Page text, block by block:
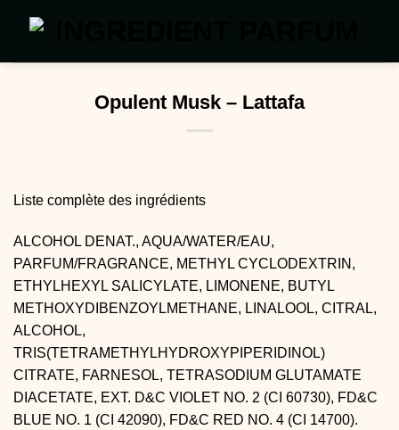
Opulent Musk – Lattafa
Liste complète des ingrédients
ALCOHOL DENAT., AQUA/WATER/EAU,
PARFUM/FRAGRANCE, METHYL CYCLODEXTRIN,
ETHYLHEXYL SALICYLATE, LIMONENE, BUTYL
METHOXYDIBENZOYLMETHANE, LINALOOL, CITRAL,
ALCOHOL,
TRIS(TETRAMETHYLHYDROXYPIPERIDINOL)
CITRATE, FARNESOL, TETRASODIUM GLUTAMATE
DIACETATE, EXT. D&C VIOLET NO. 2 (CI 60730), FD&C
BLUE NO. 1 (CI 42090), FD&C RED NO. 4 (CI 14700).